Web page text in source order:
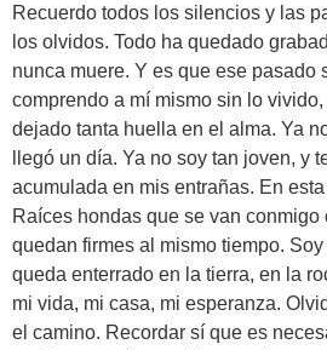
Recuerdo todos los silencios y las
los olvidos. Todo ha quedado
nunca muere. Y es que ese pasado
comprendo a mí mismo sin lo
dejado tanta huella en el alma. Ya
llegó un día. Ya no soy tan joven, y
acumulada en mis entrañas. En
Raíces hondas que se van conmigo
quedan firmes al mismo tiempo.
queda enterrado en la tierra, en la
mi vida, mi casa, mi esperanza.
el camino. Recordar sí que es